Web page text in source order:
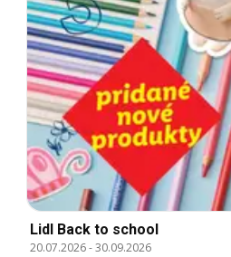
Lidl Back to school
20.07.2026-30.09.2026